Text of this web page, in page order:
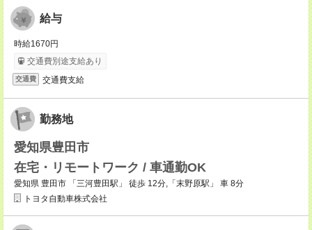
給与
時給1670円
交通費別途支給あり
交通費 交通費支給
勤務地
愛知県豊田市
在宅・リモートワーク / 車通勤OK
愛知県 豊田市 「三河豊田駅」 徒歩 12分,「末野原駅」 車 8分
トヨタ自動車株式会社